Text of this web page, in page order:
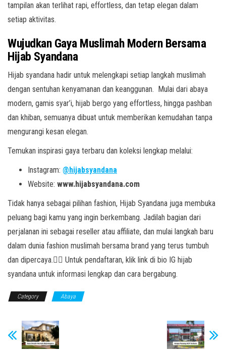
tampilan akan terlihat rapi, effortless, dan tetap elegan dalam
setiap aktivitas.
Wujudkan Gaya Muslimah Modern Bersama
Hijab Syandana
Hijab syandana hadir untuk melengkapi setiap langkah muslimah
dengan sentuhan kenyamanan dan keanggunan. Mulai dari abaya
modern, gamis syar’i, hijab bergo yang effortless, hingga pashban
dan khiban, semuanya dibuat untuk memberikan kemudahan tanpa
mengurangi kesan elegan.
Temukan inspirasi gaya terbaru dan koleksi lengkap melalui:
Instagram: @hijabsyandana
Website: www.hijabsyandana.com
Tidak hanya sebagai pilihan fashion, Hijab Syandana juga membuka
peluang bagi kamu yang ingin berkembang. Jadilah bagian dari
perjalanan ini sebagai reseller atau affiliate, dan mulai langkah baru
dalam dunia fashion muslimah bersama brand yang terus tumbuh
dan dipercaya.👉🏻 Untuk pendaftaran, klik link di bio IG hijab
syandana untuk informasi lengkap dan cara bergabung.
Category Abaya